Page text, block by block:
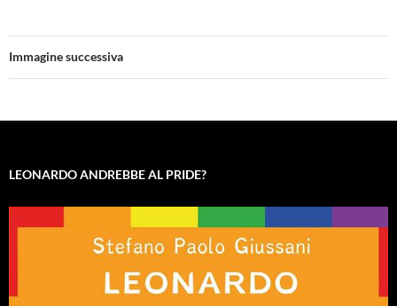
Immagine successiva
LEONARDO ANDREBBE AL PRIDE?